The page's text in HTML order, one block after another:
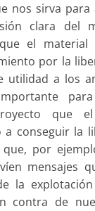
nos sirva
clara del
el
por la
utilidad a los
que
a conseguir la
por
mensajes
la
contra de